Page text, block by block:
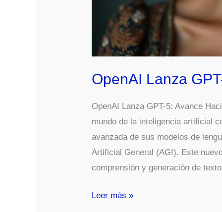
OpenAI Lanza
OpenAI Lanza GPT-5: Avance
mundo de la inteligencia artificial
avanzada de sus modelos de
Artificial General (AGI). Este
comprensión y generación de
OpenAI
Leer más »